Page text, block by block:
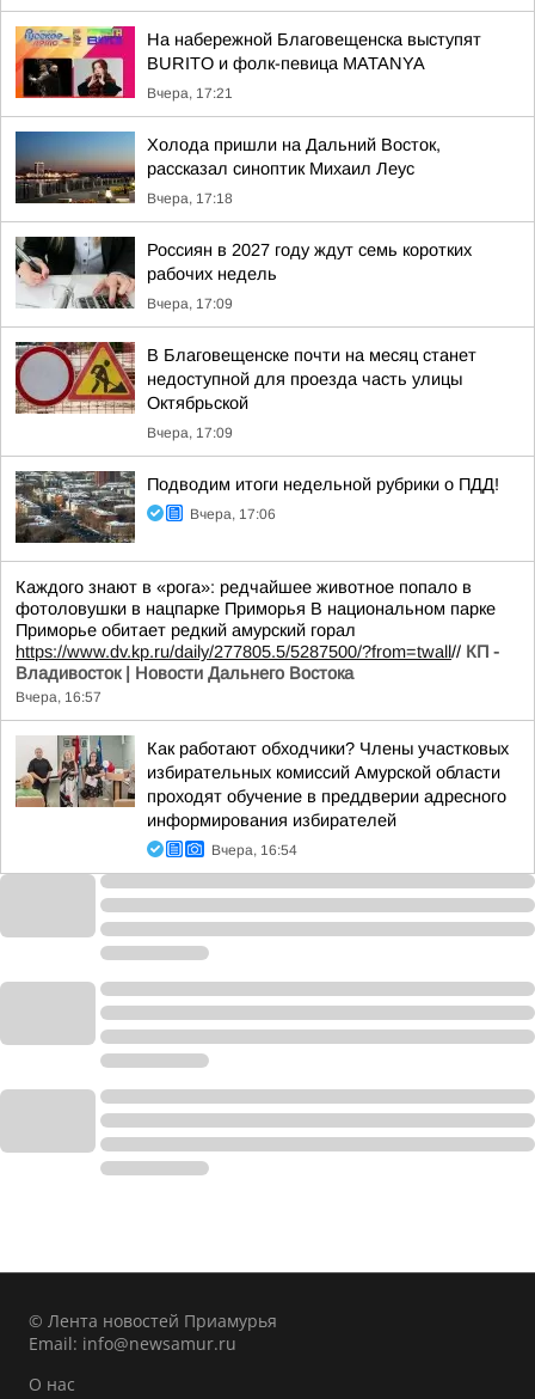
На набережной Благовещенска выступят
BURITO и фолк-певица MATANYA
Вчера, 17:21
Холода пришли на Дальний Восток,
рассказал синоптик Михаил Леус
Вчера, 17:18
Россиян в 2027 году ждут семь коротких
рабочих недель
Вчера, 17:09
В Благовещенске почти на месяц станет
недоступной для проезда часть улицы
Октябрьской
Вчера, 17:09
Подводим итоги недельной рубрики о ПДД!
Вчера, 17:06
Каждого знают в «рога»: редчайшее животное попало в
фотоловушки в нацпарке Приморья В национальном парке
Приморье обитает редкий амурский горал
https://www.dv.kp.ru/daily/277805.5/5287500/?from=twall// КП -
Владивосток | Новости Дальнего Востока
Вчера, 16:57
Как работают обходчики? Члены участковых
избирательных комиссий Амурской области
проходят обучение в преддверии адресного
информирования избирателей
Вчера, 16:54
© Лента новостей Приамурья
Email: info@newsamur.ru
О нас